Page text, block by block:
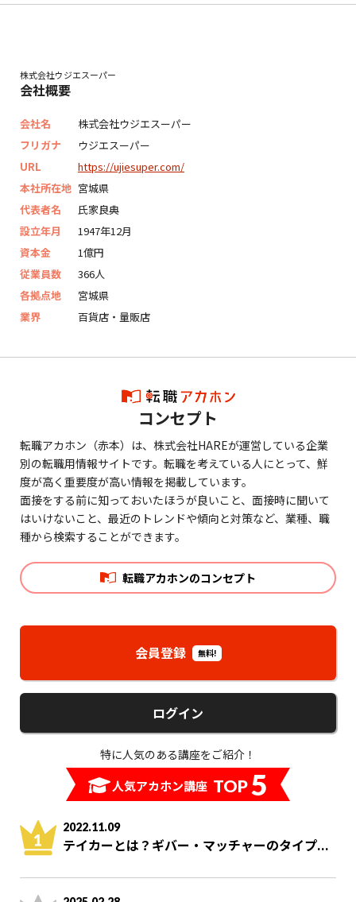
株式会社ウジエスーパー
会社概要
会社名
株式会社ウジエスーパー
フリガナ
ウジエスーパー
URL
https://ujiesuper.com/
本社所在地 宮城県
代表者名
氏家良典
設立年月
1947年12月
資本金
1億円
従業員数
366人
各拠点地
宮城県
業界
百貨店・量販店
コンセプト
転職アカホン（赤本）は、株式会社HAREが運営している企業
別の転職用情報サイトです。転職を考えている人にとって、鮮
度が高く重要度が高い情報を掲載しています。
面接をする前に知っておいたほうが良いこと、面接時に聞いて
はいけないこと、最近のトレンドや傾向と対策など、業種、職
種から検索することができます。
転職アカホンのコンセプト
会員登録 無料!
ログイン
特に人気のある講座をご紹介！
人気アカホン講座 TOP5
2022.11.09
テイカーとは？ギバー・マッチャーのタイプ...